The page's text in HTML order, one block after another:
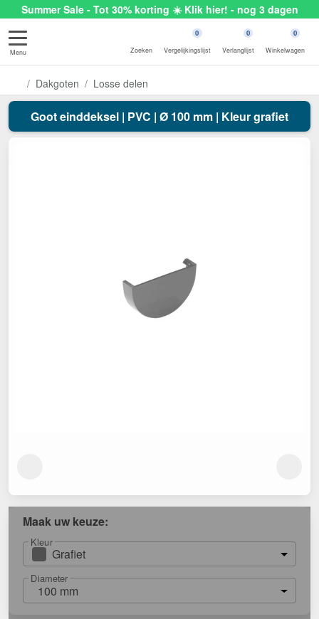
Summer Sale - Tot 30% korting ☀️ Klik hier! - nog 3 dagen
Menu Zoeken
0
Vergelijkingslijst
0
Verlanglijst
0
Winkelwagen
Dakgoten Losse delen
Goot einddeksel | PVC | Ø 100 mm | Kleur grafiet
Maak uw keuze:
Kleur
Grafiet
Diameter
100 mm